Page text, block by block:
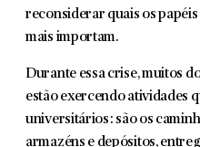
reconsiderar quais os
mais importam.
Durante essa crise, muitos
estão exercendo atividades
universitários: são os
armazéns e depósitos,